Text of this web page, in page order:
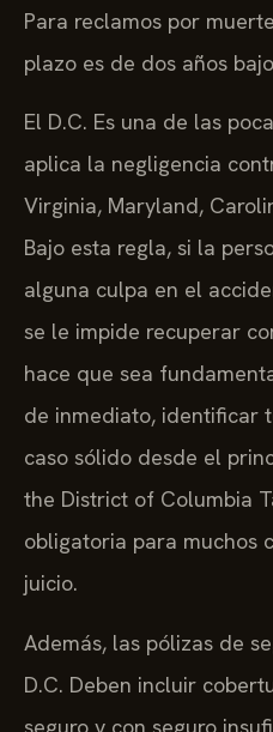
Para reclamos por
plazo es de dos años
El D.C. Es una de las
aplica la negligencia
Virginia, Maryland,
Bajo esta regla, si la
alguna culpa en el
se le impide recuperar
hace que sea
de inmediato, identificar
caso sólido desde el
the District of Columbia
obligatoria para muchos
juicio.
Además, las pólizas de
D.C. Deben incluir
seguro y con seguro